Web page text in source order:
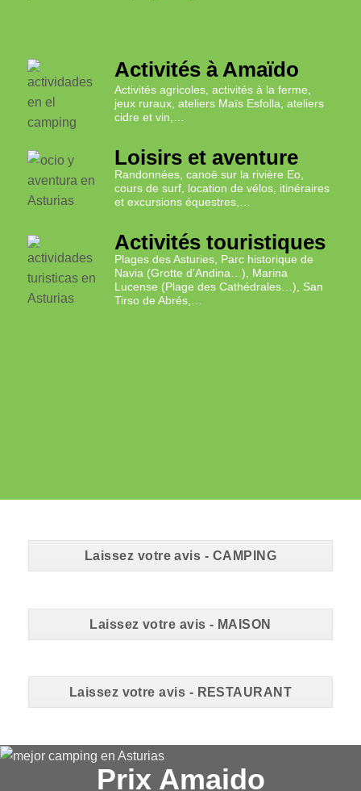
Activités à Amaïdo
Activités agricoles, activités à la ferme,
jeux ruraux, ateliers Maïs Esfolla, ateliers
cidre et vin,…
Loisirs et aventure
Randonnées, canoë sur la rivière Eo,
cours de surf, location de vélos, itinéraires
et excursions équestres,…
Activités touristiques
Plages des Asturies, Parc historique de
Navia (Grotte d’Andina…), Marina
Lucense (Plage des Cathédrales…), San
Tirso de Abrés,…
Laissez votre avis - CAMPING
Laissez votre avis - MAISON
Laissez votre avis - RESTAURANT
Prix ​​Amaido